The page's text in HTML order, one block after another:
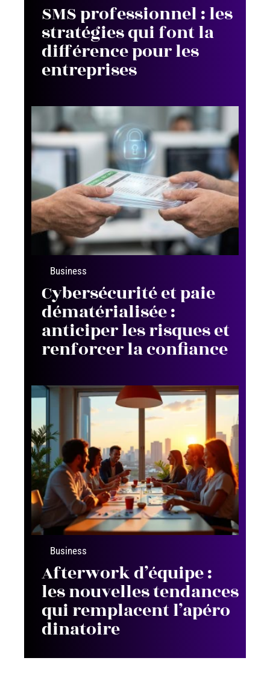
SMS professionnel : les
stratégies qui font la
différence pour les
entreprises
Business
Cybersécurité et paie
dématérialisée :
anticiper les risques et
renforcer la confiance
Business
Afterwork d’équipe :
les nouvelles tendances
qui remplacent l’apéro
dinatoire